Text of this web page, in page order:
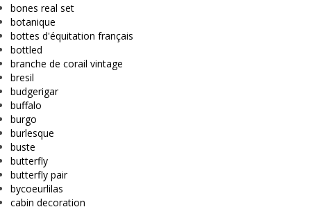
bones real set
botanique
bottes d'équitation français
bottled
branche de corail vintage
bresil
budgerigar
buffalo
burgo
burlesque
buste
butterfly
butterfly pair
bycoeurlilas
cabin decoration